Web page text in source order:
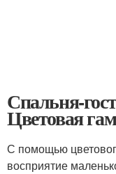
Спальня-
Цветовая
С помощью
восприятие